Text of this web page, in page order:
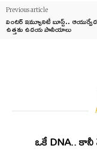
Previous article
వింటర్ ఇమ్యూనిటీ బూస్ట్..
ఉత్తమ ఉదయ పానీయాలు
ఒకే DNA.. కానీ